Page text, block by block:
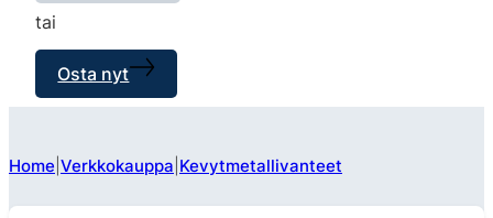
tai
Osta nyt
Home Verkkokauppa Kevytmetallivanteet